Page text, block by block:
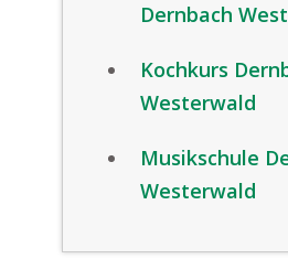
Dernbach
Kochkurs
Westerwald
Musikschule
Westerwald